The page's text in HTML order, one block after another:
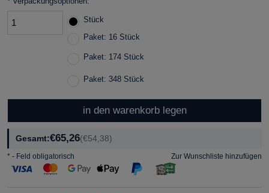
Stück
Paket: 16 Stück
Paket: 174 Stück
Paket: 348 Stück
in den warenkorb legen
Gesamt:€65,26(€54,38)
Zur Wunschliste hinzufügen
* - Feld obligatorisch